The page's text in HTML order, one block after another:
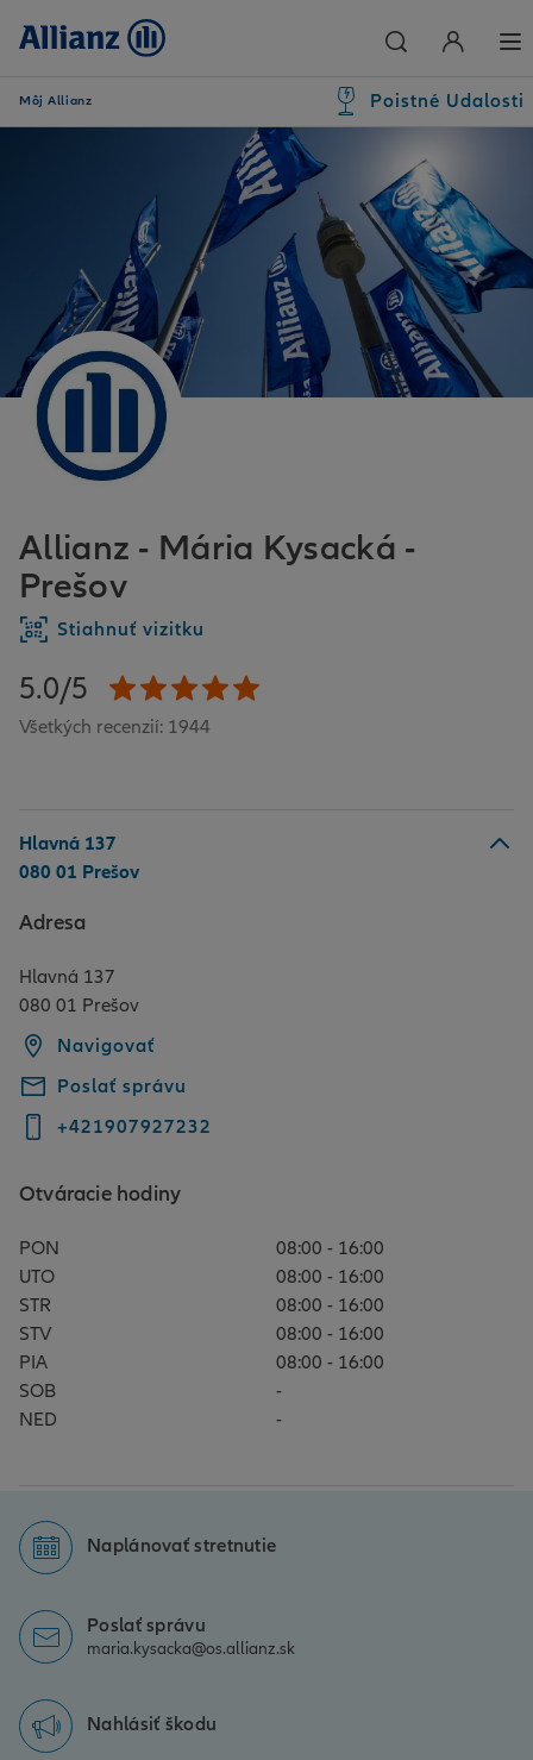
Môj Allianz Poistné Udalosti
Allianz - Mária Kysacká -
Prešov
Stiahnuť vizitku
5.0/5
Všetkých recenzií: 1944
Hlavná 137
080 01 Prešov
Adresa
Hlavná 137
080 01 Prešov
Navigovať
Poslať správu
+421907927232
Otváracie hodiny
PON
08:00 - 16:00
UTO
08:00 - 16:00
STR
08:00 - 16:00
STV
08:00 - 16:00
PIA
08:00 - 16:00
SOB
-
NED
-
Naplánovať stretnutie
Poslať správu
maria.kysacka@os.allianz.sk
Nahlásiť škodu